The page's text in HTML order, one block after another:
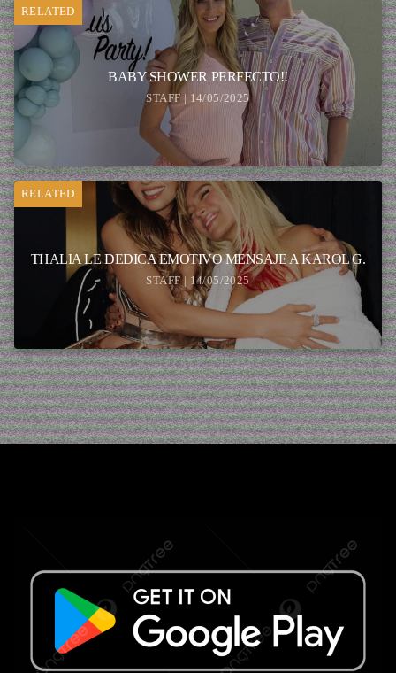
RELATED
BABY SHOWER PERFECTO!!
STAFF | 14/05/2025
RELATED
THALIA LE DEDICA EMOTIVO MENSAJE A KAROL G.
STAFF | 14/05/2025